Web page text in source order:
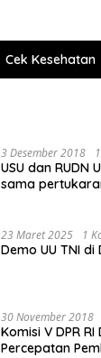
Cek Kesehatan
3 Desember 2018
USU dan RUDN
sama
23 Maret 2025 1
Demo UU TNI di
30 November 2018
Komisi V DPR RI
Percepatan